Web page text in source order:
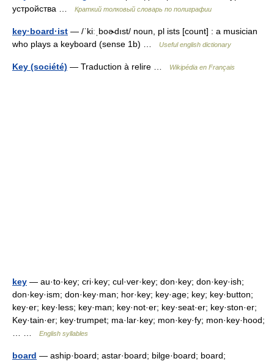
устройства …
Краткий толковый словарь по полиграфии
key·board·ist — /ˈkiːˌboɚdıst/ noun, pl ists [count] : a musician
who plays a keyboard (sense 1b) …
Useful english dictionary
Key (société) — Traduction à relire … Wikipédia en Français
key — au·to·key; cri·key; cul·ver·key; don·key; don·key·ish;
don·key·ism; don·key·man; hor·key; key·age; key; key·button;
key·er; key·less; key·man; key·not·er; key·seat·er; key·ston·er;
Key·tain·er; key·trumpet; ma·lar·key; mon·key·fy; mon·key·hood;
English syllables
board — aship·board; astar·board; bilge·board; board;